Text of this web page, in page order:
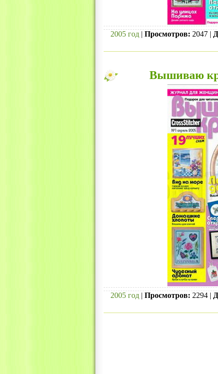
2005 год| Просмотров: 2047 |
Вышиваю
2005 год| Просмотров: 2294 |